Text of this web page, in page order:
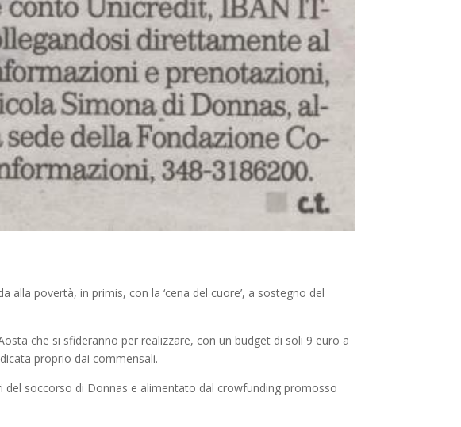
povertà, in primis, con la ‘cena del cuore’, a sostegno del
che si sfideranno per realizzare, con un budget di soli 9 euro a
proprio dai commensali.
soccorso di Donnas e alimentato dal crowfunding promosso